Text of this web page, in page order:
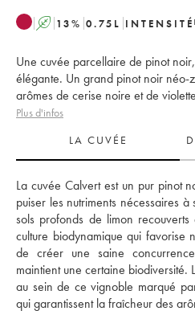
A 13% 0.75 L INTENSITÉ
Une cuvée parcellaire de pinot
élégante. Un grand pinot noir néo-
arômes de cerise noire et de
Plus d'infos
LA CUVÉE
La cuvée Calvert est un pur pinot
puiser les nutriments nécessaires
sols profonds de limon
culture biodynamique qui favorise
de créer une saine
maintient une certaine biodiversité.
au sein de ce vignoble marqué
qui garantissent la fraîcheur des